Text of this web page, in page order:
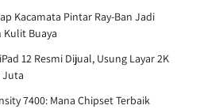
Kacamata Pintar Ray-Ban Jadi
Kulit Buaya
12 Resmi Dijual, Usung Layar 2K
Juta
7400: Mana Chipset Terbaik